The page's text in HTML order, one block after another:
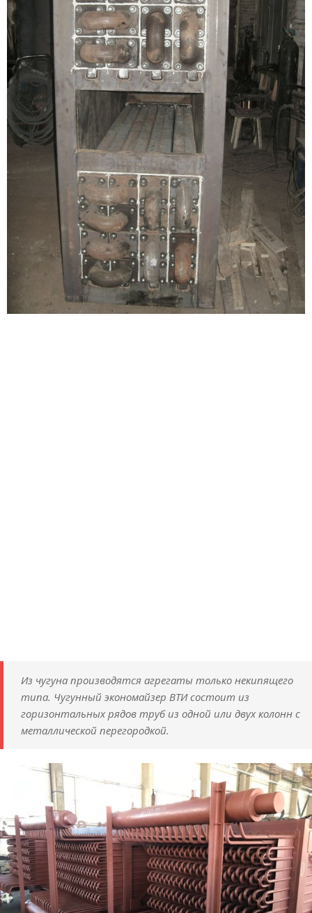
Из чугуна производятся агрегаты только некипящего
типа. Чугунный экономайзер ВТИ состоит из
горизонтальных рядов труб из одной или двух колонн с
металлической перегородкой.